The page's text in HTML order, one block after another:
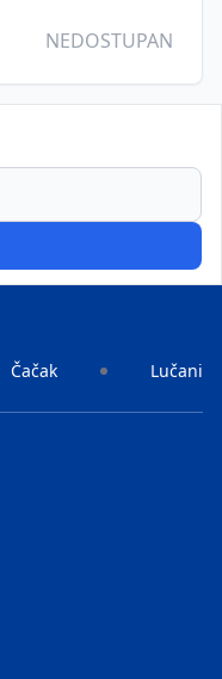
NEDOSTUPAN
Čačak Lučani